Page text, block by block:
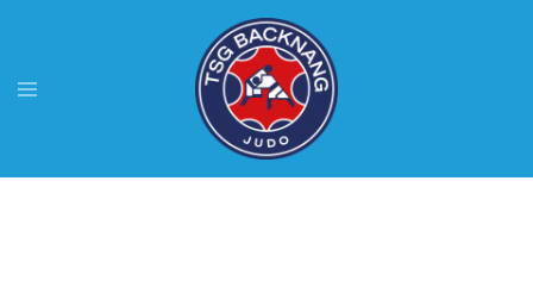
springen
Menü
umschalten